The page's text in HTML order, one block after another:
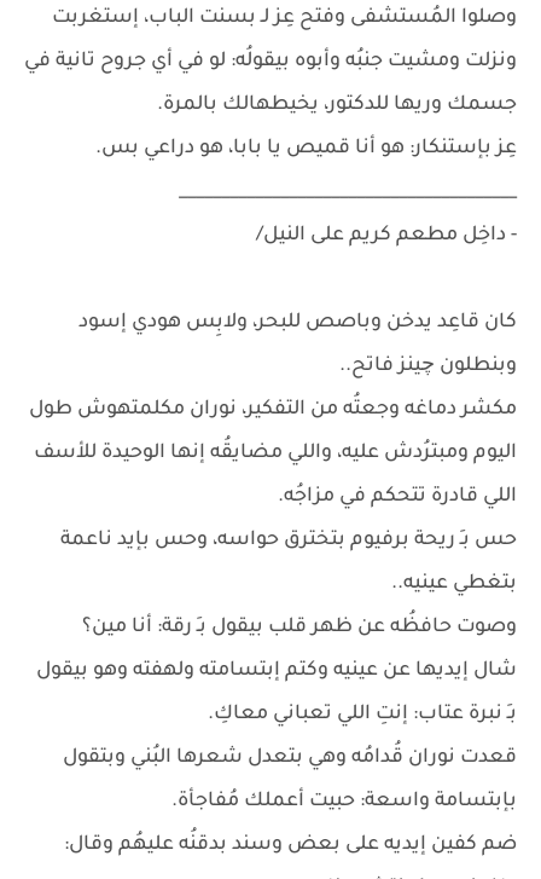
وصلوا المُستشفى وفتح عِز لـ بسنت الباب، إستغربت
ونزلت ومشيت جنبُه وأبوه بيقولُه: لو في أي جروح تانية في
جسمك وريها للدكتور، يخيطهالك بالمرة.
عِز بإستنكار: هو أنا قميص يا بابا، هو دراعي بس.
________________________________________
- داخِل مطعم كريم على النيل/
كان قاعِد يدخن وباصص للبحر، ولابِس هودي إسود
وبنطلون چينز فاتح..
مكشر دماغه وجعتُه من التفكير، نوران مكلمتهوش طول
اليوم ومبترُدش عليه، واللي مضايقُه إنها الوحيدة للأسف
اللي قادرة تتحكم في مزاجُه.
حس بـِ ريحة برفيوم بتخترق حواسه، وحس بإيد ناعمة
بتغطي عينيه..
وصوت حافظُه عن ظهر قلب بيقول بـِ رقة: أنا مين؟
شال إيديها عن عينيه وكتم إبتسامته ولهفته وهو بيقول
بـِ نبرة عتاب: إنتِ اللي تعباني معاكِ.
قعدت نوران قُدامُه وهي بتعدل شعرها البُني وبتقول
بإبتسامة واسعة: حبيت أعملك مُفاجأة.
ضم كفين إيديه على بعض وسند بدقنُه عليهُم وقال: